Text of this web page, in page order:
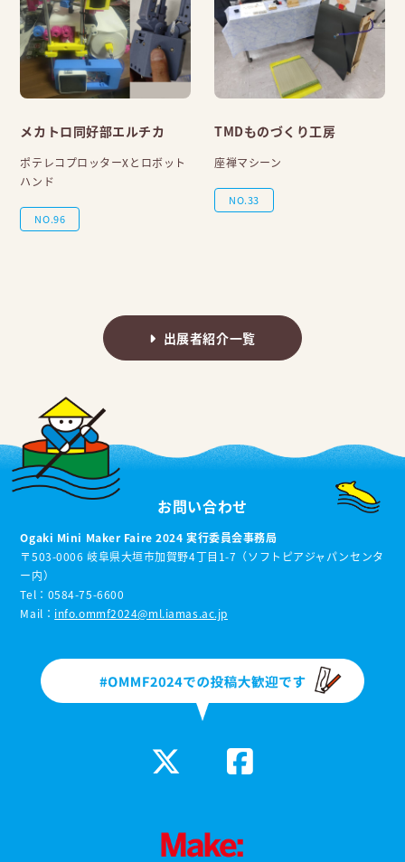
メカトロ同好部エルチカ
ポテレコプロッターXとロボット
ハンド
NO.96
TMDものづくり工房
座禅マシーン
NO.33
出展者紹介一覧
お問い合わせ
Ogaki Mini Maker Faire 2024 実行委員会事務局
〒503-0006 岐阜県大垣市加賀野4丁目1-7（ソフトピアジャパンセンタ
ー内）
Tel：0584-75-6600
Mail： info.ommf2024@ml.iamas.ac.jp